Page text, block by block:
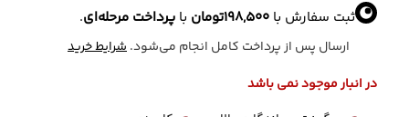
ثبت سفارش با 198,500تومان با پرداخت مرحله‌ای.
ارسال پس از پرداخت کامل انجام می‌شود.شرایط خرید
در انبار موجود نمی باشد